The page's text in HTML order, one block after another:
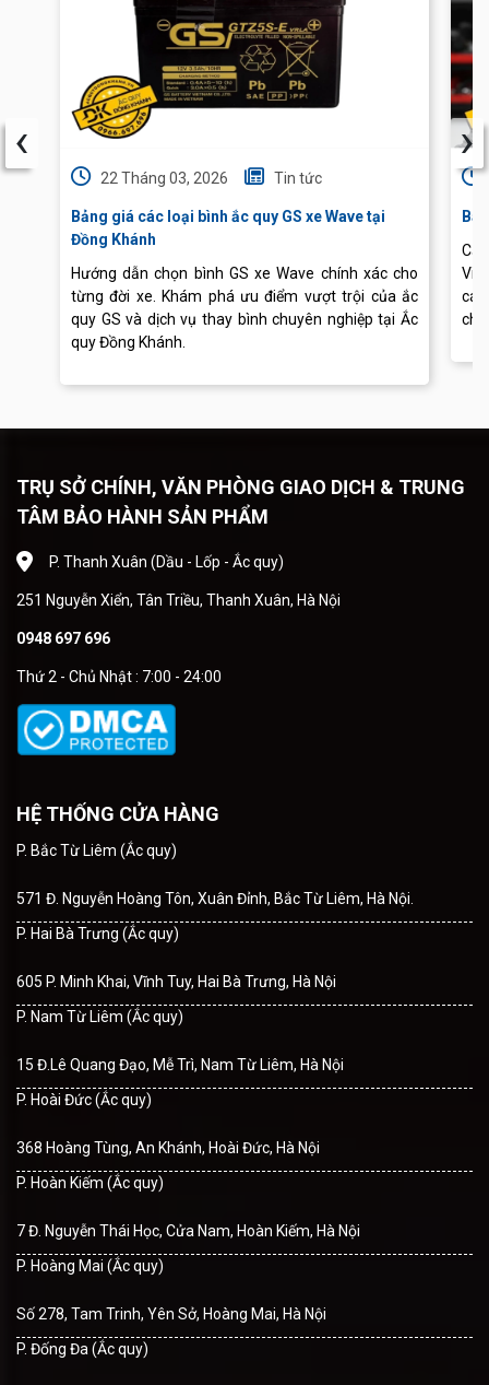
22 Tháng 03, 2026 Tin tức
Bảng giá các loại bình ắc quy GS xe Wave tại
Đồng Khánh
Hướng dẫn chọn bình GS xe Wave chính xác cho
từng đời xe. Khám phá ưu điểm vượt trội của ắc
quy GS và dịch vụ thay bình chuyên nghiệp tại Ắc
quy Đồng Khánh.
‹ ›
TRỤ SỞ CHÍNH, VĂN PHÒNG GIAO DỊCH & TRUNG
TÂM BẢO HÀNH SẢN PHẨM
P. Thanh Xuân (Dầu - Lốp - Ắc quy)
251 Nguyễn Xiển, Tân Triều, Thanh Xuân, Hà Nội
0948 697 696
Thứ 2 - Chủ Nhật : 7:00 - 24:00
HỆ THỐNG CỬA HÀNG
P. Bắc Từ Liêm (Ắc quy)
571 Đ. Nguyễn Hoàng Tôn, Xuân Đỉnh, Bắc Từ Liêm, Hà Nội.
P. Hai Bà Trưng (Ắc quy)
605 P. Minh Khai, Vĩnh Tuy, Hai Bà Trưng, Hà Nội
P. Nam Từ Liêm (Ắc quy)
15 Đ.Lê Quang Đạo, Mễ Trì, Nam Từ Liêm, Hà Nội
P. Hoài Đức (Ắc quy)
368 Hoàng Tùng, An Khánh, Hoài Đức, Hà Nội
P. Hoàn Kiếm (Ắc quy)
7 Đ. Nguyễn Thái Học, Cửa Nam, Hoàn Kiếm, Hà Nội
P. Hoàng Mai (Ắc quy)
Số 278, Tam Trinh, Yên Sở, Hoàng Mai, Hà Nội
P. Đống Đa (Ắc quy)